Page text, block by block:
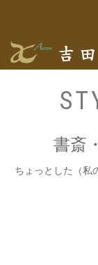
書斎
ちょっとした（私